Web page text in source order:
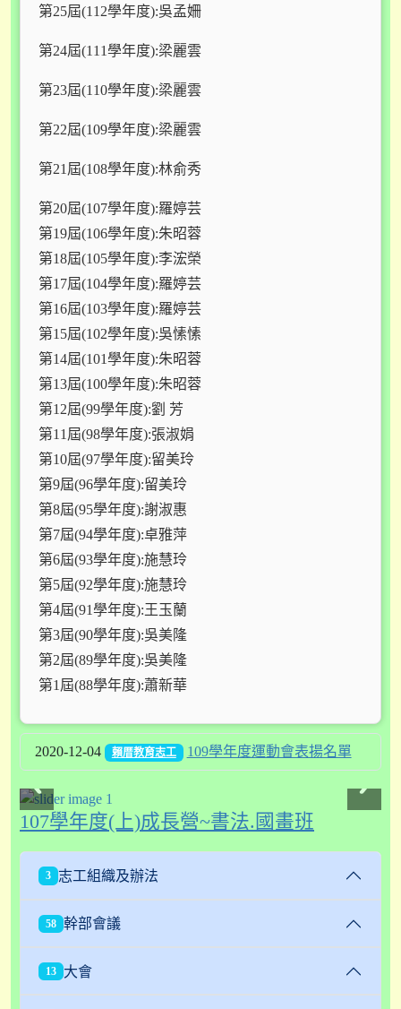
第25屆(112學年度):吳孟姍
第24屆(111學年度):梁麗雲
第23屆(110學年度):梁麗雲
第22屆(109學年度):梁麗雲
第21屆(108學年度):林俞秀
第20屆(107學年度):羅婷芸
第19屆(106學年度):朱昭蓉
第18屆(105學年度):李浤榮
第17屆(104學年度):羅婷芸
第16屆(103學年度):羅婷芸
第15屆(102學年度):吳愫愫
第14屆(101學年度):朱昭蓉
第13屆(100學年度):朱昭蓉
第12屆(99學年度):劉 芳
第11屆(98學年度):張淑娟
第10屆(97學年度):留美玲
第9屆(96學年度):留美玲
第8屆(95學年度):謝淑惠
第7屆(94學年度):卓雅萍
第6屆(93學年度):施慧玲
第5屆(92學年度):施慧玲
第4屆(91學年度):王玉蘭
第3屆(90學年度):吳美隆
第2屆(89學年度):吳美隆
第1屆(88學年度):蕭新華
2020-12-04 賴厝教育志工 109學年度運動會表揚名單
107學年度(上)成長營~書法.國畫班
3 志工組織及辦法
58 幹部會議
13 大會